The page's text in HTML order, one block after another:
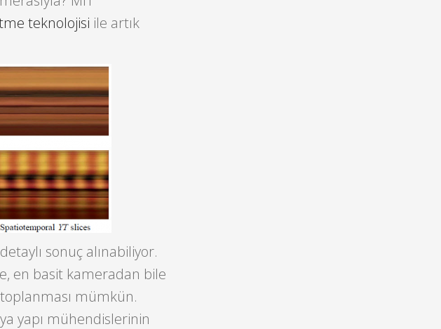
teknolojisi ile artık
sonuç alınabiliyor.
en basit kameradan bile
mümkün.
yapı mühendislerinin